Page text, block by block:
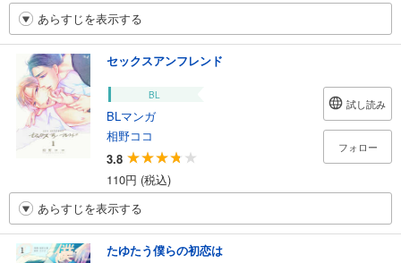
あらすじを表示する
セックスアンフレンド
BL
BLマンガ
相野ココ
3.8
110円 (税込)
試し読み
フォロー
あらすじを表示する
たゆたう僕らの初恋は